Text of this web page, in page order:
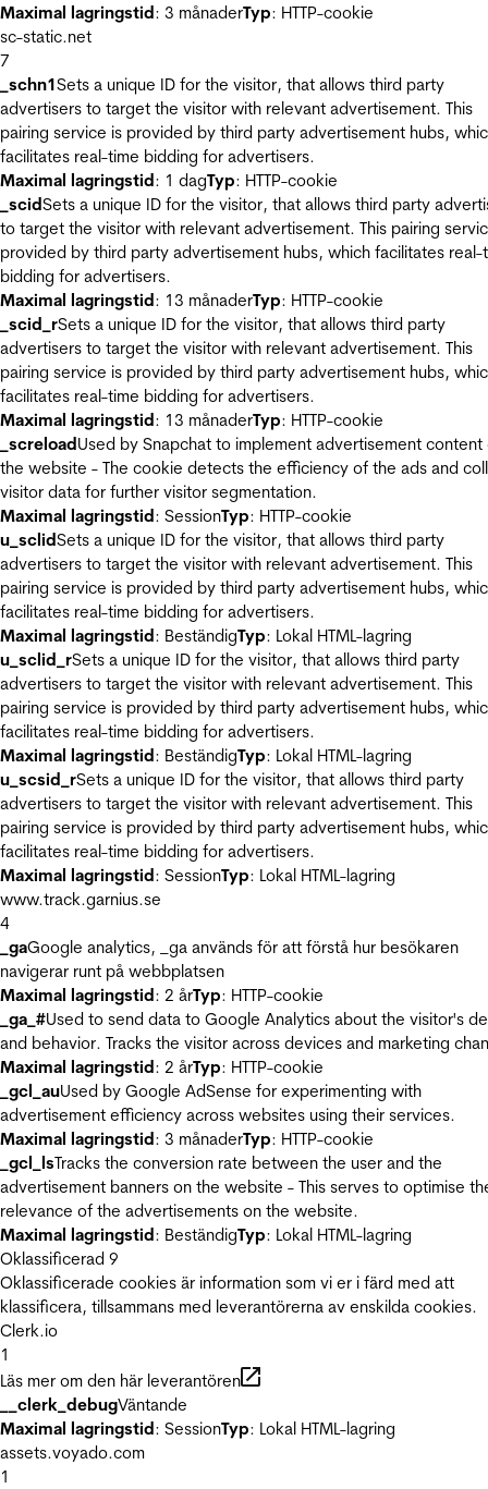
Maximal lagringstid: 3 månaderTyp: HTTP-cookie
sc-static.net
7
_schn1Sets a unique ID for the visitor, that allows third party
advertisers to target the visitor with relevant advertisement. This
pairing service is provided by third party advertisement hubs,
facilitates real-time bidding for advertisers.
Maximal lagringstid: 1 dagTyp: HTTP-cookie
_scidSets a unique ID for the visitor, that allows third party
to target the visitor with relevant advertisement. This pairing
provided by third party advertisement hubs, which facilitates real-
bidding for advertisers.
Maximal lagringstid: 13 månaderTyp: HTTP-cookie
_scid_rSets a unique ID for the visitor, that allows third party
advertisers to target the visitor with relevant advertisement. This
pairing service is provided by third party advertisement hubs,
facilitates real-time bidding for advertisers.
Maximal lagringstid: 13 månaderTyp: HTTP-cookie
_screloadUsed by Snapchat to implement advertisement content
the website - The cookie detects the efficiency of the ads and
visitor data for further visitor segmentation.
Maximal lagringstid: SessionTyp: HTTP-cookie
u_sclidSets a unique ID for the visitor, that allows third party
advertisers to target the visitor with relevant advertisement. This
pairing service is provided by third party advertisement hubs,
facilitates real-time bidding for advertisers.
Maximal lagringstid: BeständigTyp: Lokal HTML-lagring
u_sclid_rSets a unique ID for the visitor, that allows third party
advertisers to target the visitor with relevant advertisement. This
pairing service is provided by third party advertisement hubs,
facilitates real-time bidding for advertisers.
Maximal lagringstid: BeständigTyp: Lokal HTML-lagring
u_scsid_rSets a unique ID for the visitor, that allows third party
advertisers to target the visitor with relevant advertisement. This
pairing service is provided by third party advertisement hubs,
facilitates real-time bidding for advertisers.
Maximal lagringstid: SessionTyp: Lokal HTML-lagring
www.track.garnius.se
4
_gaGoogle analytics, _ga används för att förstå hur besökaren
navigerar runt på webbplatsen
Maximal lagringstid: 2 årTyp: HTTP-cookie
_ga_#Used to send data to Google Analytics about the visitor's
and behavior. Tracks the visitor across devices and marketing
Maximal lagringstid: 2 årTyp: HTTP-cookie
_gcl_auUsed by Google AdSense for experimenting with
advertisement efficiency across websites using their services.
Maximal lagringstid: 3 månaderTyp: HTTP-cookie
_gcl_lsTracks the conversion rate between the user and the
advertisement banners on the website - This serves to optimise
relevance of the advertisements on the website.
Maximal lagringstid: BeständigTyp: Lokal HTML-lagring
Oklassificerad 9
Oklassificerade cookies är information som vi er i färd med att
klassificera, tillsammans med leverantörerna av enskilda cookies.
Clerk.io
1
Läs mer om den här leverantören
__clerk_debugVäntande
Maximal lagringstid: SessionTyp: Lokal HTML-lagring
assets.voyado.com
1